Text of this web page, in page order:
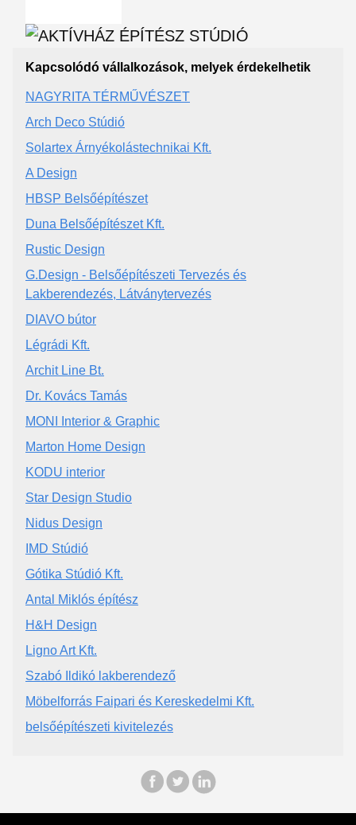
Kapcsolódó vállalkozások, melyek érdekelhetik
NAGYRITA TÉRMŰVÉSZET
Arch Deco Stúdió
Solartex Árnyékolástechnikai Kft.
A Design
HBSP Belsőépítészet
Duna Belsőépítészet Kft.
Rustic Design
G.Design - Belsőépítészeti Tervezés és
Lakberendezés, Látványtervezés
DIAVO bútor
Légrádi Kft.
Archit Line Bt.
Dr. Kovács Tamás
MONI Interior & Graphic
Marton Home Design
KODU interior
Star Design Studio
Nidus Design
IMD Stúdió
Gótika Stúdió Kft.
Antal Miklós építész
H&H Design
Ligno Art Kft.
Szabó Ildikó lakberendező
Möbelforrás Faipari és Kereskedelmi Kft.
belsőépítészeti kivitelezés